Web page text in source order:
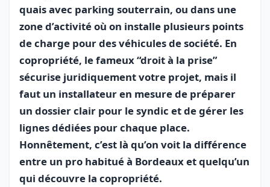
quais avec parking souterrain, ou dans une
zone d’activité où on installe plusieurs points
de charge pour des véhicules de société. En
copropriété, le fameux “droit à la prise”
sécurise juridiquement votre projet, mais il
faut un installateur en mesure de préparer
un dossier clair pour le syndic et de gérer les
lignes dédiées pour chaque place.
Honnêtement, c’est là qu’on voit la différence
entre un pro habitué à Bordeaux et quelqu’un
qui découvre la copropriété.